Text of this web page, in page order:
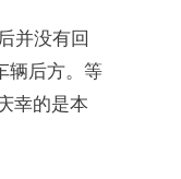
并没有回
辆后方。等
幸的是本